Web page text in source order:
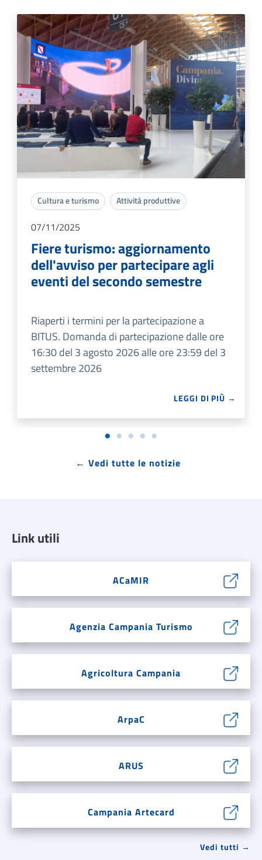
Cultura e turismo Attività produttive
07/11/2025
Fiere turismo: aggiornamento
dell'avviso per partecipare agli
eventi del secondo semestre
Riaperti i termini per la partecipazione a
BITUS. Domanda di partecipazione dalle ore
16:30 del 3 agosto 2026 alle ore 23:59 del 3
settembre 2026
LEGGI DI PIÙ →
← Vedi tutte le notizie
Link utili
ACaMIR
Agenzia Campania Turismo
Agricoltura Campania
ArpaC
ARUS
Campania Artecard
Vedi tutti →